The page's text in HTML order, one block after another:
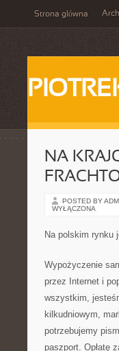
Strona główna
NA
POSTED BY
WYŁĄCZONA
Na polskim rynku
Wypożyczenie
przez Internet i
wszystkim,
kilkudniowym,
potrzebujemy
paszport. Opłatę